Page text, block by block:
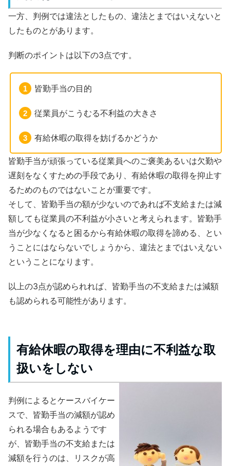
一方、判例では違法としたもの、違法とまではいえないと
したものとがあります。
判断のポイントは以下の3点です。
皆勤手当の目的
従業員がこうむる不利益の大きさ
有給休暇の取得を妨げるかどうか
皆勤手当が頑張っている従業員へのご褒美あるいは欠勤や
遅刻をなくすための手段であり、有給休暇の取得を抑止す
るためのものではないことが重要です。
そして、皆勤手当の額が少ないのであれば不支給または減
額しても従業員の不利益が小さいと考えられます。皆勤手
当が少なくなると困るから有給休暇の取得を諦める、とい
うことにはならないでしょうから、違法とまではいえない
ということになります。
以上の3点が認められれば、皆勤手当の不支給または減額
も認められる可能性があります。
有給休暇の取得を理由に不利益な取
扱いをしない
判例によるとケースバイケー
スで、皆勤手当の減額が認め
られる場合もあるようです
が、皆勤手当の不支給または
減額を行うのは、リスクが高